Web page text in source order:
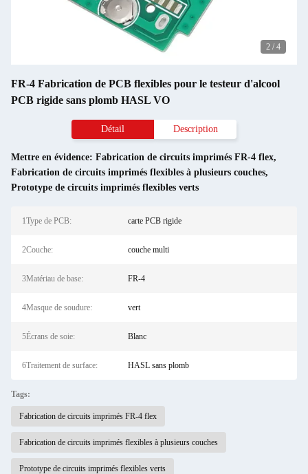
2 / 4
FR-4 Fabrication de PCB flexibles pour le testeur d'alcool
PCB rigide sans plomb HASL VO
Détail Description
Mettre en évidence: Fabrication de circuits imprimés FR-4 flex,
Fabrication de circuits imprimés flexibles à plusieurs couches,
Prototype de circuits imprimés flexibles verts
1Type de PCB: carte PCB rigide
2Couche: couche multi
3Matériau de base: FR-4
4Masque de soudure: vert
5Écrans de soie: Blanc
6Traitement de surface: HASL sans plomb
Tags:
Fabrication de circuits imprimés FR-4 flex
Fabrication de circuits imprimés flexibles à plusieurs couches
Prototype de circuits imprimés flexibles verts